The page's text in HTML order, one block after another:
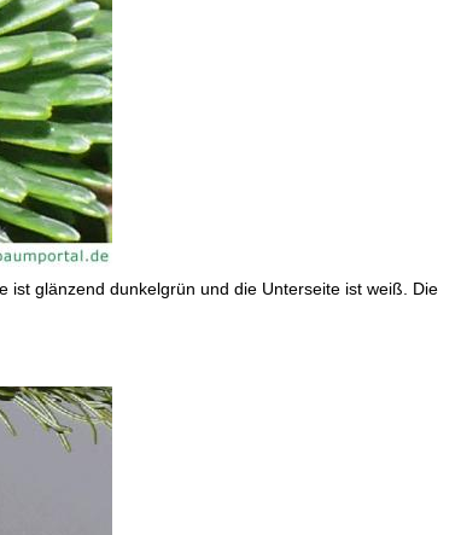
ist glänzend dunkelgrün und die Unterseite ist weiß. Die